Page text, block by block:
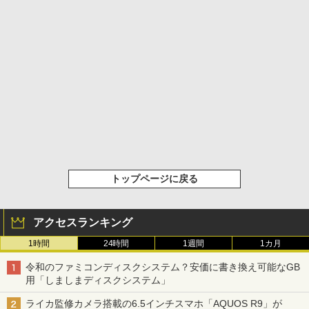
トップページに戻る
アクセスランキング
1時間 24時間 1週間 1カ月
令和のファミコンディスクシステム？安価に書き換え可能なGB
用「しましまディスクシステム」
ライカ監修カメラ搭載の6.5インチスマホ「AQUOS R9」が